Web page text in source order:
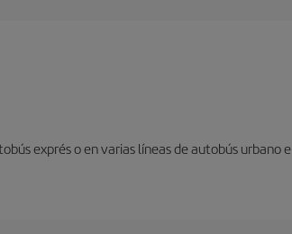
exprés o en varias líneas de autobús urbano e